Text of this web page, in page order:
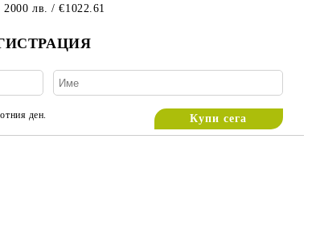
2000 лв. / €1022.61
ден.